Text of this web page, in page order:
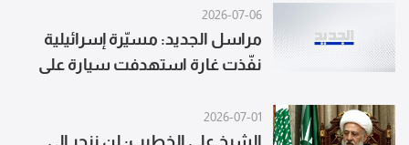
2026-07-06
مراسل الجديد: مسيّرة إسرائيلية
نفّذت غارة استهدفت سيارة على
النبطية الفوقا
2026-07-01